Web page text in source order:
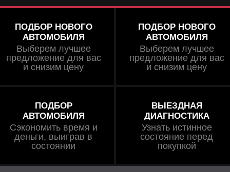
ПОДБОР НОВОГО
АВТОМОБИЛЯ
Выберем лучшее
предложение для вас
и снизим цену
ПОДБОР НОВОГО
АВТОМОБИЛЯ
Выберем лучшее
предложение для вас
и снизим цену
ПОДБОР
АВТОМОБИЛЯ
Сэкономить время и
деньги, выиграв в
состоянии
ВЫЕЗДНАЯ
ДИАГНОСТИКА
Узнать истинное
состояние перед
покупкой